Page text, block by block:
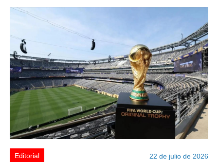
Editorial
22 de julio de 2026